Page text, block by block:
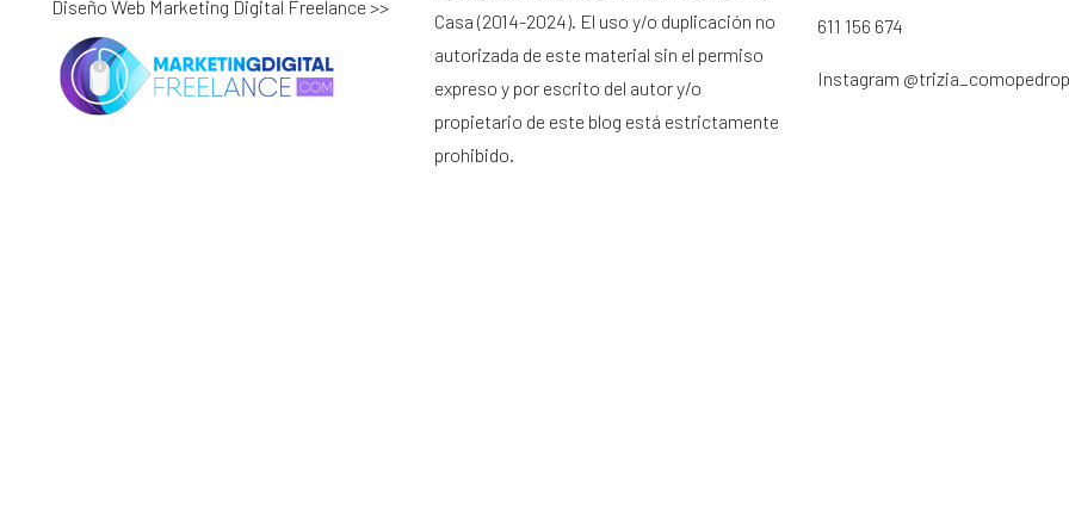
Diseño Web Marketing Digital Freelance >>
Casa (2014-2024). El uso y/o duplicación no
autorizada de este material sin el permiso
expreso y por escrito del autor y/o
propietario de este blog está estrictamente
prohibido.
611 156 674
Instagram